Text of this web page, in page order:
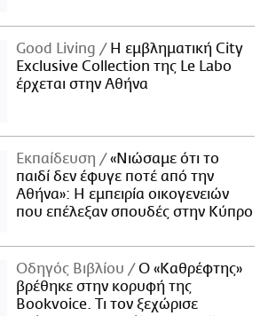
Good Living
Η εμβληματική City
Exclusive Collection της Le Labo
έρχεται στην Αθήνα
Εκπαίδευση
«Νιώσαμε ότι το
παιδί δεν έφυγε ποτέ από την
Αθήνα»: Η εμπειρία οικογενειών
που επέλεξαν σπουδές στην Κύπρο
Οδηγός Βιβλίου
Ο «Καθρέφτης»
βρέθηκε στην κορυφή της
Bookvoice. Τι τον ξεχώρισε